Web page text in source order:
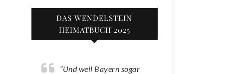
DAS WENDELSTEIN
HEIMATBUCH 2025
“Und weil Bayern sogar